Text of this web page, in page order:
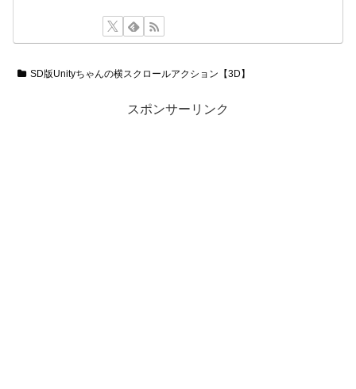
SD版Unityちゃんの横スクロールアクション【3D】
スポンサーリンク